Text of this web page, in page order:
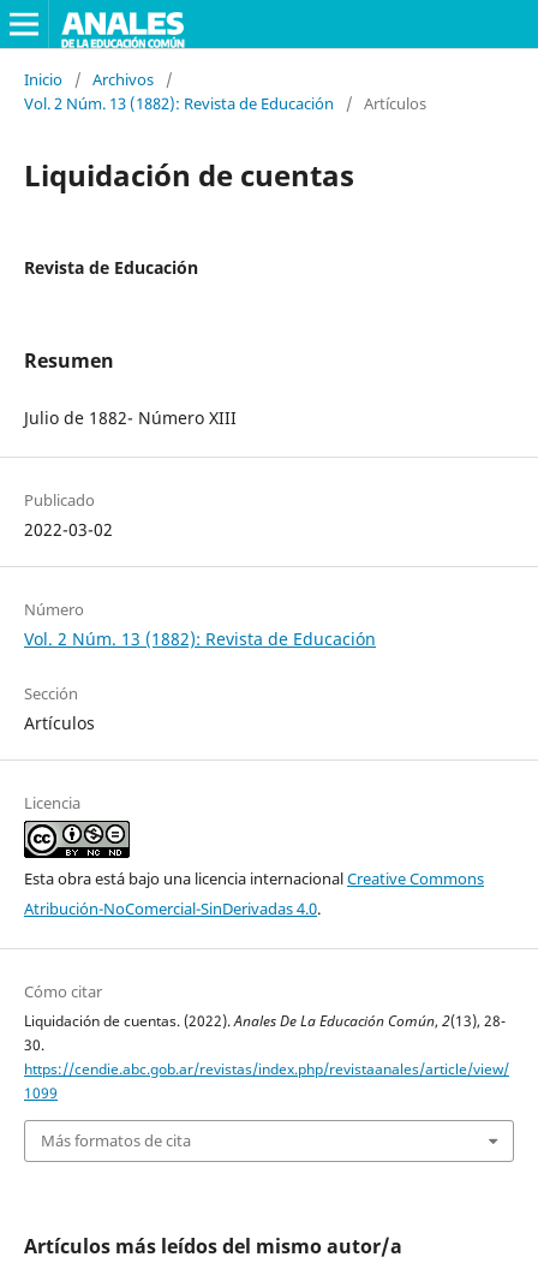
Inicio / Archivos
/
Vol. 2 Núm. 13 (1882): Revista de Educación
/ Artículos
Liquidación de cuentas
Revista de Educación
Resumen
Julio de 1882- Número XIII
Publicado
2022-03-02
Número
Vol. 2 Núm. 13 (1882): Revista de Educación
Sección
Artículos
Licencia
Esta obra está bajo una licencia internacionalCreative Commons
Atribución-NoComercial-SinDerivadas 4.0.
Cómo citar
Liquidación de cuentas. (2022).Anales De La Educación Común, 2(13), 28-
30.
https://cendie.abc.gob.ar/revistas/index.php/revistaanales/article/view/
1099
Más formatos de cita
Artículos más leídos del mismo autor/a